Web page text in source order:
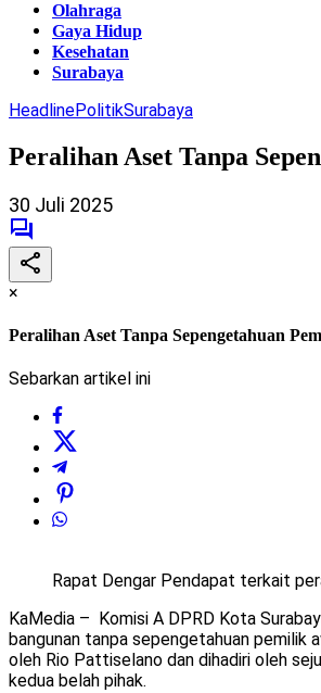
Olahraga
Gaya Hidup
Kesehatan
Surabaya
HeadlinePolitikSurabaya
Peralihan Aset Tanpa
30 Juli 2025
×
Peralihan Aset Tanpa Sepengetahuan
Sebarkan artikel ini
Rapat Dengar Pendapat terkait
KaMedia – Komisi A DPRD Kota
bangunan tanpa sepengetahuan pemilik
oleh Rio Pattiselano dan dihadiri oleh
kedua belah pihak.